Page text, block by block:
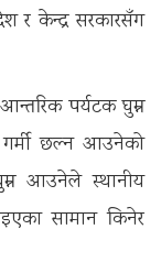
र केन्द्र सरकारसँग
पर्यटक घुम्न
छल्न आउनेको
आउनेले स्थानीय
सामान किनेर